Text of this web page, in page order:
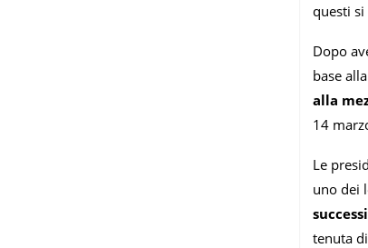
questi
Dopo
base
alla
14
Le
uno dei
tenuta